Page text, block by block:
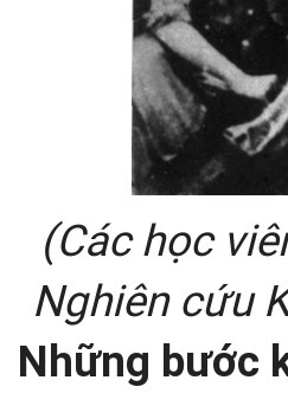
(Các học
Nghiên cứu
Những bước